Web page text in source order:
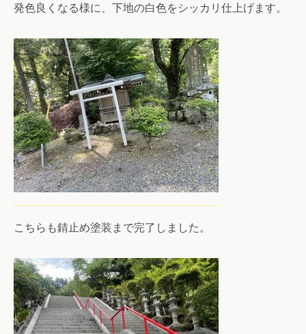
発色良くなる様に、下地の白色をシッカリ仕上げます。
こちらも錆止め塗装まで完了しました。